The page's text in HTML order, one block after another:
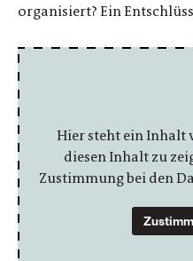
organisiert? Ein
Hier steht ein Inhalt
diesen Inhalt zu
Zustimmung bei den